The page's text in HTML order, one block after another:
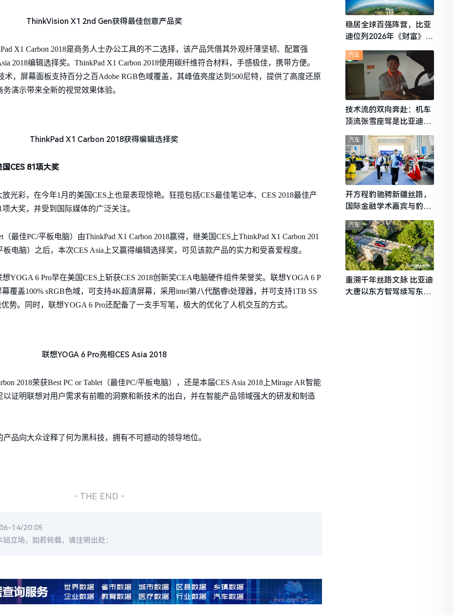
ThinkVision X1 2nd Gen获得最佳创意产品奖
X1 Carbon 2018是商务人士办公工具的不二选择，该产品凭借其外观纤薄坚韧、配置强
2018编辑选择奖。ThinkPad X1 Carbon 2018使用碳纤维符合材料，手感极佳，携带方便。
术，屏幕面板支持百分之百Adobe RGB色域覆盖，其峰值亮度达到500尼特，提供了高度还原
演示带来全新的视觉效果体验。
ThinkPad X1 Carbon 2018获得编辑选择奖
CES 81项大奖
光彩，在今年1月的美国CES上也是表现惊艳。狂揽包括CES最佳笔记本、CES 2018最佳产
大奖，并受到国际媒体的广泛关注。
最佳PC/平板电脑）由ThinkPad X1 Carbon 2018赢得，继美国CES上ThinkPad X1 Carbon 201
板电脑）之后，本次CES Asia上又赢得编辑选择奖，可见该款产品的实力和受喜爱程度。
YOGA 6 Pro早在美国CES上斩获CES 2018创新奖CEA电脑硬件组件荣誉奖。联想YOGA 6 P
覆盖100% sRGB色域，可支持4K超清屏幕，采用intel第八代酷睿i处理器，并可支持1TB SS
势。同时，联想YOGA 6 Pro还配备了一支手写笔，极大的优化了人机交互的方式。
联想YOGA 6 Pro亮相CES Asia 2018
2018荣获Best PC or Tablet（最佳PC/平板电脑），还是本届CES Asia 2018上Mirage AR智能
证明联想对用户需求有前瞻的洞察和新技术的出白，并在智能产品领域强大的研发和制造
品向大众诠释了何为黑科技，拥有不可撼动的领导地位。
- THE END -
14/20:05
立场，如若转载，请注明出处：
稳居全球百强阵营，比亚
迪位列2026年《财富》世
技术流的双向奔赴：机车
顶流张雪座驾是比亚迪秦
L
汽车
开方程豹驰骋新疆丝路，
国际金融学术嘉宾与豹友
共赴山海热爱
汽车
重溯千年丝路文脉 比亚迪
大唐以东方智驾续写东西
汽车